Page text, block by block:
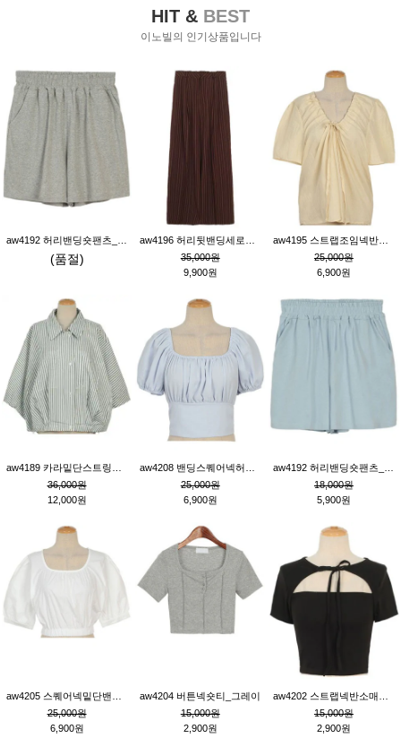
HIT & BEST
이노빌의 인기상품입니다
(품절)
35,000원
9,900원
25,000원
6,900원
36,000원
12,000원
25,000원
6,900원
18,000원
5,900원
25,000원
6,900원
aw4204 버튼넥숏티_그레이
15,000원
2,900원
15,000원
2,900원